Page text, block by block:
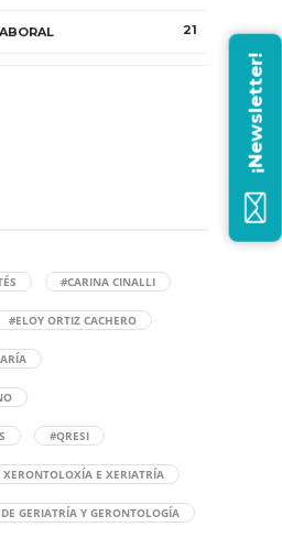
21
#CARINA CINALLI
#ELOY ORTIZ CACHERO
#QRESI
XERONTOLOXÍA E XERIATRÍA
GERIATRÍA Y GERONTOLOGÍA
¡Newsletter!